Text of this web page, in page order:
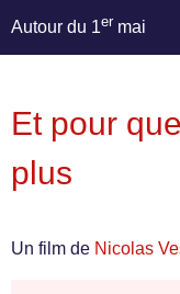
Autour du 1er mai
Et pour
plus
Un film de Nicolas